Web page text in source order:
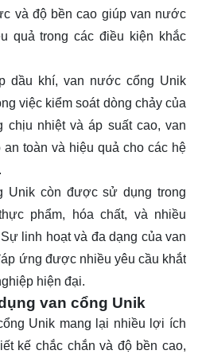
và độ bền cao giúp van nước
quả trong các điều kiện khắc
dầu khí, van nước cổng Unik
việc kiểm soát dòng chảy của
chịu nhiệt và áp suất cao, van
toàn và hiệu quả cho các hệ
Unik còn được sử dụng trong
phẩm, hóa chất, và nhiều
linh hoạt và đa dạng của van
ứng được nhiều yêu cầu khắt
hiện đại.
van cổng Unik
Unik mang lại nhiều lợi ích
kế chắc chắn và độ bền cao,